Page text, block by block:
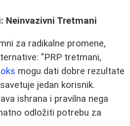
Tretmani
za radikalne promene,
"PRP tretmani,
mogu dati dobre rezultate
jedan korisnik.
ishrana i pravilna nega
odložiti potrebu za